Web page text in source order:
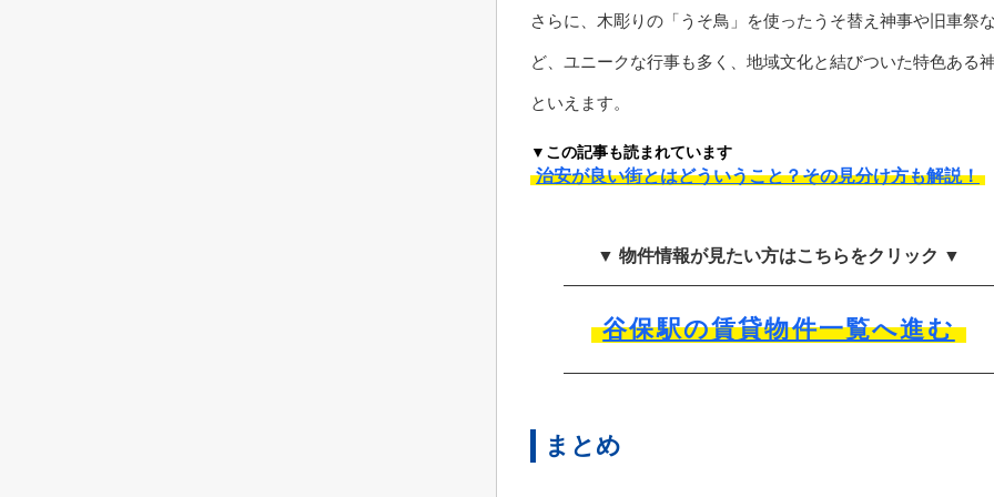
さらに、木彫りの「うそ鳥」を使ったうそ替え神事や旧車祭
ど、ユニークな行事も多く、地域文化と結びついた特色ある
といえます。
▼この記事も読まれています
治安が良い街とはどういうこと？その見分け方も解説！
▼ 物件情報が見たい方はこちらをクリック ▼
谷保駅の賃貸物件一覧へ進む
まとめ